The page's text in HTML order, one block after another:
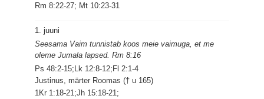
Rm 8:22-27; Mt 10:23-31
1. juuni
Seesama Vaim tunnistab koos meie vaimuga, et me
oleme Jumala lapsed. Rm 8:16
Ps 48:2-15;Lk 12:8-12;Fl 2:1-4
Justinus, märter Roomas († u 165)
1Kr 1:18-21;Jh 15:18-21;